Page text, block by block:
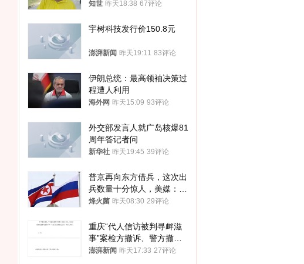
知世 昨天18:38 67评论
宇树科技发行价150.8元
澎湃新闻 昨天19:11 83评论
伊朗总统：最高领袖决策过
程遭人利用
海外网 昨天15:09 93评论
外交部发言人就广岛核爆81
周年答记者问
新华社 昨天19:45 39评论
普京再向东方借兵，这次出
兵数量十分惊人，美媒：俄
朝要动真格？
烽火菌 昨天08:30 29评论
重庆“代人信访被判寻衅滋
事”案检方撤诉、警方撤
案，两被告人获国赔
澎湃新闻 昨天17:33 27评论